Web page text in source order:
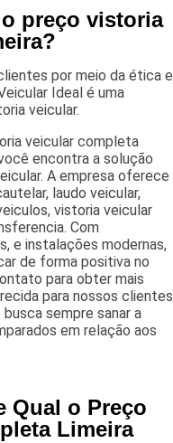
preço vistoria
por meio da ética e
Ideal é uma
veicular.
veicular completa
encontra a solução
A empresa oferece
laudo veicular,
vistoria veicular
Com
e instalações modernas,
de forma positiva no
para obter mais
para nossos clientes
sempre sanar a
em relação aos
Qual o Preço
Limeira